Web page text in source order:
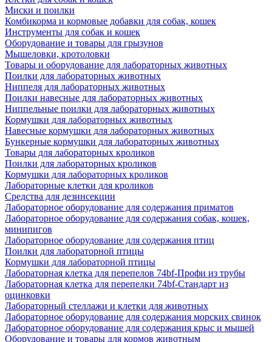
Миски и поилки
Комбикорма и кормовые добавки для собак, кошек
Инструменты для собак и кошек
Оборудование и товары для грызунов
Мышеловки, кротоловки
Товары и оборудование для лабораторных животных
Поилки для лабораторных животных
Ниппеля для лабораторных животных
Поилки навесные для лабораторных животных
Ниппельные поилки для лабораторных животных
Кормушки для лабораторных животных
Навесные кормушки для лабораторных животных
Бункерные кормушки для лабораторных животных
Товары для лабораторных кроликов
Поилки для лабораторных кроликов
Кормушки для лабораторных кроликов
Лабораторные клетки для кроликов
Средства для дезинсекции
Лабораторное оборудование для содержания приматов
Лабораторное оборудование для содержания собак, кошек,
минипигов
Лабораторное оборудование для содержания птиц
Поилки для лабораторной птицы
Кормушки для лабораторной птицы
Лабораторная клетка для перепелов 74bf-Профи из трубы
Лабораторная клетка для перепелки 74bf-Стандарт из
оцинковки
Лабораторный стеллажи и клетки для животных
Лабораторное оборудование для содержания морских свинок
Лабораторное оборудование для содержания крыс и мышей
Оборудование и товары для кормов животным